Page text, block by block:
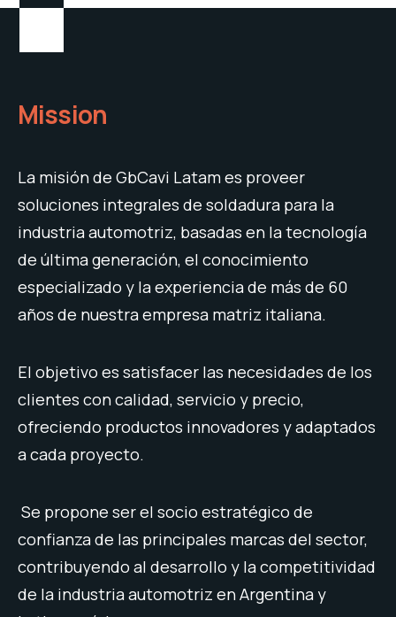
Mission
La misión de GbCavi Latam es proveer
soluciones integrales de soldadura para la
industria automotriz, basadas en la tecnología
de última generación, el conocimiento
especializado y la experiencia de más de 60
años de nuestra empresa matriz italiana.
El objetivo es satisfacer las necesidades de los
clientes con calidad, servicio y precio,
ofreciendo productos innovadores y adaptados
a cada proyecto.
Se propone ser el socio estratégico de
confianza de las principales marcas del sector,
contribuyendo al desarrollo y la competitividad
de la industria automotriz en Argentina y